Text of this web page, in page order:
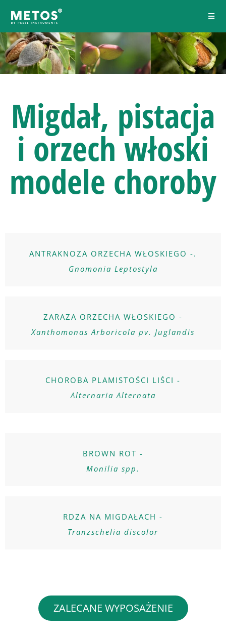
Migdał, pistacja
i orzech włoski
modele choroby
ANTRAKNOZA ORZECHA WŁOSKIEGO -.
Gnomonia Leptostyla
ZARAZA ORZECHA WŁOSKIEGO -
Xanthomonas Arboricola pv. Juglandis
CHOROBA PLAMISTOŚCI LIŚCI -
Alternaria Alternata
BROWN ROT -
Monilia spp.
RDZA NA MIGDAŁACH -
Tranzschelia discolor
ZALECANE WYPOSAŻENIE